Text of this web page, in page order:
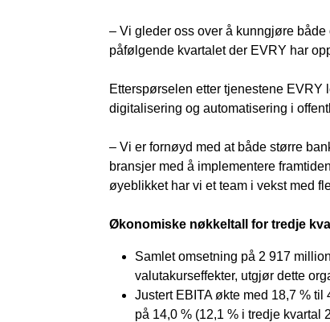
– Vi gleder oss over å kunngjøre
påfølgende kvartalet der EVRY har
Etterspørselen etter tjenestene EVRY
digitalisering og automatisering i
– Vi er fornøyd med at både større
bransjer med å implementere
øyeblikket har vi et team i vekst med
Økonomiske nøkkeltall for tredje
Samlet omsetning på 2 917
valutakurseffekter, utgjør dette
Justert EBITA økte med 18,7 %
på 14,0 % (12,1 % i tredje kvartal